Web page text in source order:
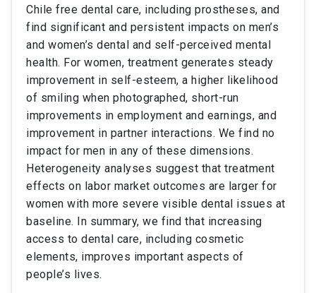
Chile free dental care, including prostheses, and
find significant and persistent impacts on men’s
and women’s dental and self-perceived mental
health. For women, treatment generates steady
improvement in self-esteem, a higher likelihood
of smiling when photographed, short-run
improvements in employment and earnings, and
improvement in partner interactions. We find no
impact for men in any of these dimensions.
Heterogeneity analyses suggest that treatment
effects on labor market outcomes are larger for
women with more severe visible dental issues at
baseline. In summary, we find that increasing
access to dental care, including cosmetic
elements, improves important aspects of
people’s lives.